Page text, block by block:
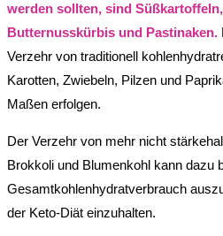
werden sollten, sind
Butternusskürbis und Pastinaken.
Verzehr von traditionell
Karotten, Zwiebeln, Pilzen und
Maßen erfolgen.
Der Verzehr von mehr nicht
Brokkoli und Blumenkohl kann dazu
Gesamtkohlenhydratverbrauch
der Keto-Diät einzuhalten.